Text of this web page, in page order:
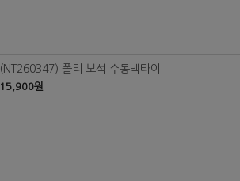
(NT260347) 폴리 보석 수동넥타이
15,900원